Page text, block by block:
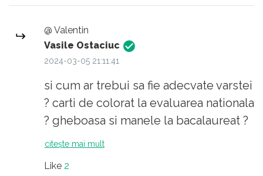
Vorbim de goana după puncte, gradații etc.
Un sistem educațional făcut mai curând
pentru profesori decât pentru elevi.
Există soluții? Există. Nu sunt complicate.
Sunt punctuale și pe sistemul pașilor mici.
Exemplu:
PARTICIPAREA ÎN COMISIILE DE PROGRAME
ȘCOLARE, MANUALE ȘCOLARE ȘI
SUBIECTE DE EXAMEN SE FIE
CONDIȚIONATĂ DE O PERIOADĂ DE 15 ANI
@ Valentin
Vasile Ostaciuc
2024-03-05 21:11:41
si cum ar trebui sa fie adecvate varstei
? carti de colorat la evaluarea nationala
? gheboasa si manele la bacalaureat ?
citește mai mult
Like 2